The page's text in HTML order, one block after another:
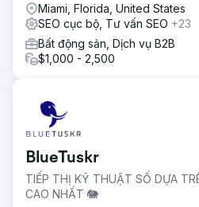
trường. Nội dung hấp dẫn—giàu
tuyệt đẹp và đa phương tiện—đã
năng vào hành trình có hướng
của câu lạc bộ, kết thúc bằng
Kết quả
Kết quả ngọt ngào như kẹo! Chỉ
Freedom Boat Club đã thu hút
Marsh, Giám đốc Bán hàng &
“cyberlicious® đã xây dựng cho
mới và kết nối các phân tích với
Miami, Florida, United States
SEO cục bộ, Tư vấn SEO +23
Bất động sản, Dịch vụ B2B
$1,000 - 2,500
BlueTuskr
TIẾP THỊ KỸ THUẬT SỐ DỰA
CAO NHẤT 🐘